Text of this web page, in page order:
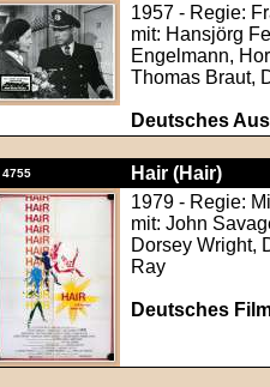
1957 - Regie:
mit: Hansjörg
Engelmann,
Thomas Braut,
Deutsches
4755
Hair (Hair)
1979 - Regie:
mit: John
Dorsey Wright,
Ray
Deutsches